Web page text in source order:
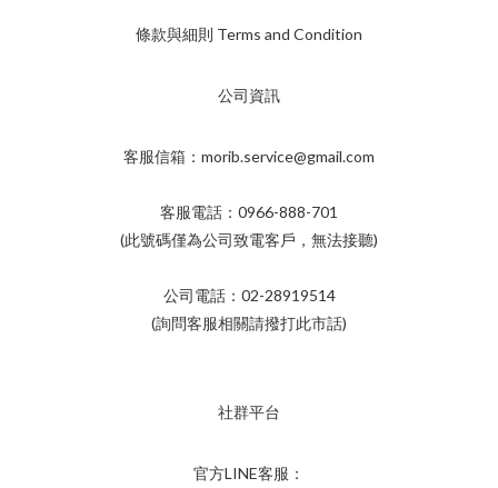
條款與細則 Terms and Condition
公司資訊
客服信箱：morib.service@gmail.com
客服電話：0966-888-701
(此號碼僅為公司致電客戶，無法接聽)
公司電話：02-28919514
(詢問客服相關請撥打此市話)
社群平台
官方LINE客服：